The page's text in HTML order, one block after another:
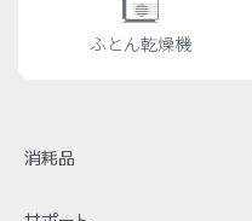
ふとん乾燥機
消耗品